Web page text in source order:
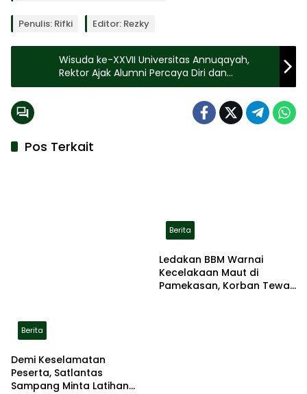
Penulis: Rifki Editor: Rezky
Wisuda ke-XXVII Universitas Annuqayah,
Rektor Ajak Alumni Percaya Diri dan
Mengabdi untuk Negeri
Pos Terkait
Berita
Demi Keselamatan
Peserta, Satlantas
Sampang Minta Latihan
Berita
Ledakan BBM Warnai
Kecelakaan Maut di
Pamekasan, Korban Tewas